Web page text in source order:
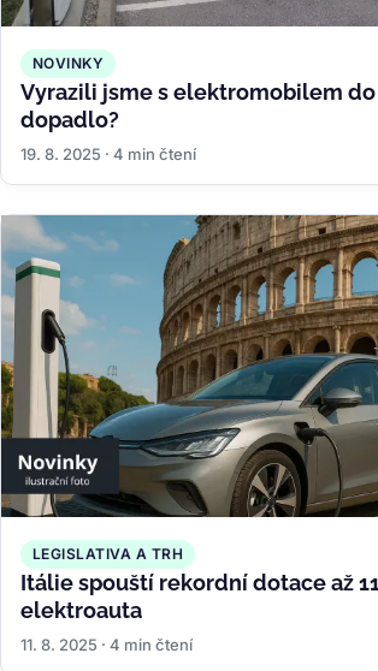
NOVINKY
Vyrazili jsme s elektromobilem
dopadlo?
19. 8. 2025 · 4 min čtení
LEGISLATIVA A TRH
Itálie spouští rekordní dotace až
elektroauta
11. 8. 2025 · 4 min čtení